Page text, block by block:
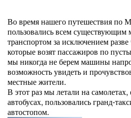
Во время нашего путешествия по
пользовались всем
транспортом за исключением разве
которые возят пассажиров по
мы никогда не берем машины
возможность увидеть и
местные жители.
В этот раз мы летали на самолетах,
автобусах, пользовались гранд-
автостопом.